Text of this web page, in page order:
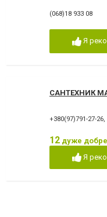
(068)18 933 08
Я
САНТЕХНИК
+380(97)791-27-26,
12 дуже добре
Я